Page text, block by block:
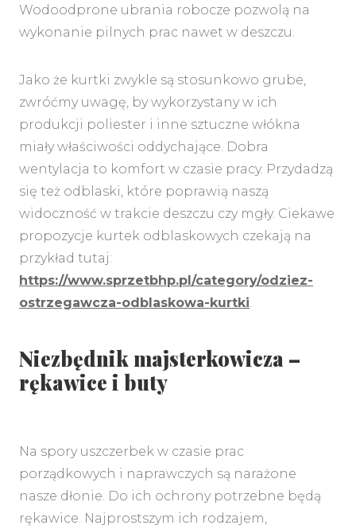
Wodoodprone ubrania robocze pozwolą na
wykonanie pilnych prac nawet w deszczu.
Jako że kurtki zwykle są stosunkowo grube,
zwróćmy uwagę, by wykorzystany w ich
produkcji poliester i inne sztuczne włókna
miały właściwości oddychające. Dobra
wentylacja to komfort w czasie pracy. Przydadzą
się też odblaski, które poprawią naszą
widoczność w trakcie deszczu czy mgły. Ciekawe
propozycje kurtek odblaskowych czekają na
przykład tutaj:
https://www.sprzetbhp.pl/category/odziez-
ostrzegawcza-odblaskowa-kurtki
Niezbędnik majsterkowicza –
rękawice i buty
Na spory uszczerbek w czasie prac
porządkowych i naprawczych są narażone
nasze dłonie. Do ich ochrony potrzebne będą
rękawice. Najprostszym ich rodzajem,